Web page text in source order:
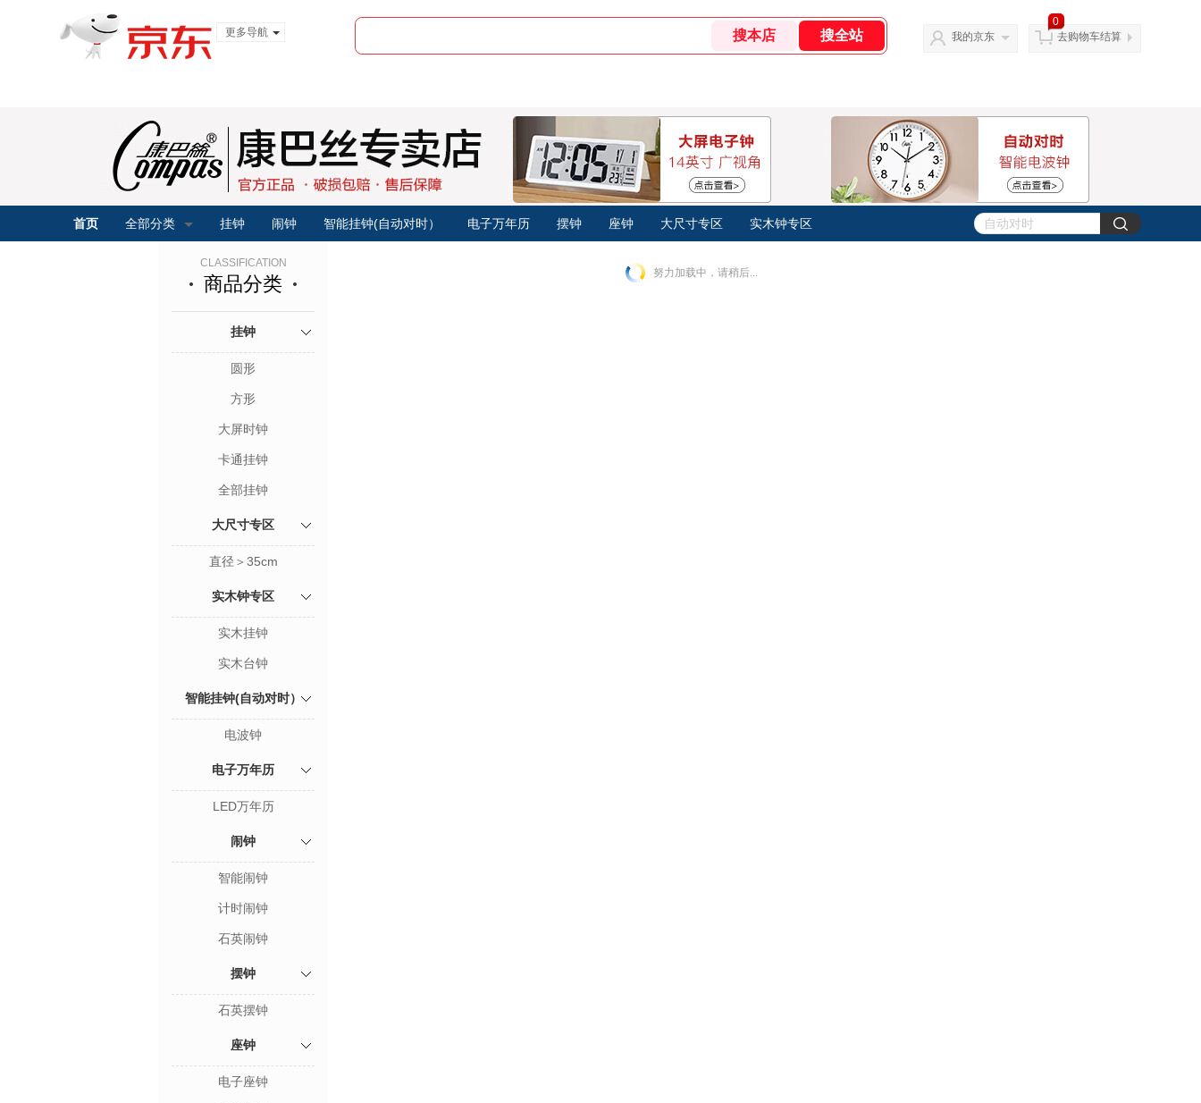
更多导航
我的京东
0
去购物车结算
首页 全部分类 挂钟 闹钟 智能挂钟(自动对时） 电子万年历 摆钟 座钟 大尺寸专区 实木钟专区
CLASSIFICATION
商品分类
挂钟
圆形
方形
大屏时钟
卡通挂钟
全部挂钟
大尺寸专区
直径＞35cm
实木钟专区
实木挂钟
实木台钟
智能挂钟(自动对时）
电波钟
电子万年历
LED万年历
闹钟
智能闹钟
计时闹钟
石英闹钟
摆钟
石英摆钟
座钟
电子座钟
努力加载中，请稍后...